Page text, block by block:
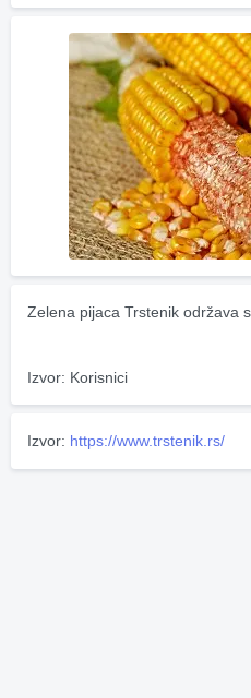
Zelena pijaca Trstenik održava
Izvor: Korisnici
Izvor: https://www.trstenik.rs/